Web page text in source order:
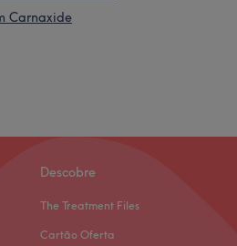
Carnaxide
Descobre
The Treatment Files
Cartão Oferta